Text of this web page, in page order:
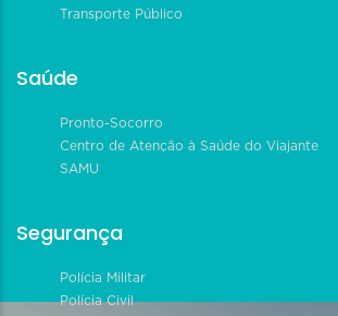
Transporte Público
Saúde
Pronto-Socorro
Centro de Atenção à Saúde do Viajante
SAMU
Segurança
Polícia Militar
Polícia Civil